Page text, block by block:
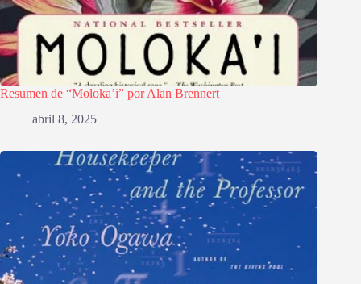
Resumen de “Moloka’i” por Alan Brennert
abril 8, 2025